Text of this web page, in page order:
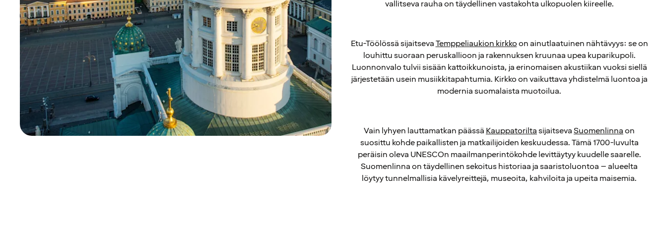
vallitseva rauha on täydellinen vastakohta ulkopuolen kiireelle.
Etu-Töölössä sijaitsevaTemppeliaukion kirkkoon ainutlaatuinen nähtävyys: se on
louhittu suoraan peruskallioon ja rakennuksen kruunaa upea kuparikupoli.
Luonnonvalo tulvii sisään kattoikkunoista, ja erinomaisen akustiikan vuoksi siellä
järjestetään usein musiikkitapahtumia. Kirkko on vaikuttava yhdistelmä luontoa ja
modernia suomalaista muotoilua.
Vain lyhyen lauttamatkan päässä KauppatoriltasijaitsevaSuomenlinnaon
suosittu kohde paikallisten ja matkailijoiden keskuudessa. Tämä 1700-luvulta
peräisin oleva UNESCOn maailmanperintökohde levittäytyy kuudelle saarelle.
Suomenlinna on täydellinen sekoitus historiaa ja saaristoluontoa – alueelta
löytyy tunnelmallisia kävelyreittejä, museoita, kahviloita ja upeita maisemia.